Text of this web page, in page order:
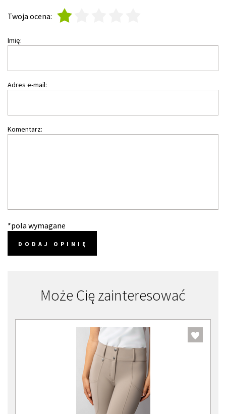
Twoja ocena:
Imię:
Adres e-mail:
Komentarz:
*pola wymagane
DODAJ OPINIĘ
Może Cię zainteresować